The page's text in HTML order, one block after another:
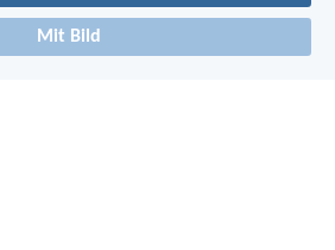
Mit Bild